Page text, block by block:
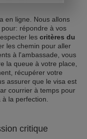
en ligne. Nous allons
répondre à vos
les critères du
les chemin pour aller
à l'ambassade, vous
la queue à votre place,
récupérer votre
assurer que le visa est
courrier à temps pour
la perfection.
critique